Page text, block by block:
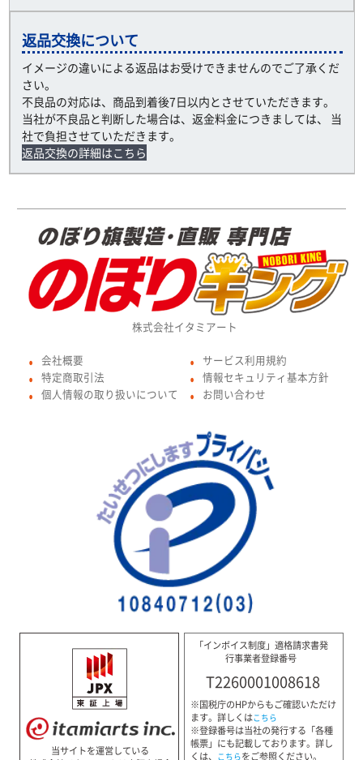
返品交換について
イメージの違いによる返品はお受けできませんのでご了承くだ
さい。
不良品の対応は、商品到着後7日以内とさせていただきます。
当社が不良品と判断した場合は、返金料金につきましては、 当
社で負担させていただきます。
返品交換の詳細はこちら
株式会社イタミアート
● 会社概要
● 特定商取引法
● 個人情報の取り扱いについて
● サービス利用規約
● 情報セキュリティ基本方針
● お問い合わせ
当サイトを運営している
「インボイス制度」適格請求書発
行事業者登録番号
T2260001008618
※国税庁のHPからもご確認いただけ
ます。詳しくはこちら
※登録番号は当社の発行する「各種
帳票」にも記載しております。詳し
くは、 こちらをご参照ください。